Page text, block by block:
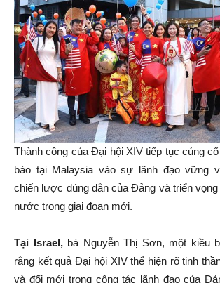
Thành công của Đại hội XIV tiếp tục củng
bào tại Malaysia vào sự lãnh đạo vững
chiến lược đúng đắn của Đảng và triển vọng
nước trong giai đoạn mới.
Tại Israel,bà Nguyễn Thị Sơn, một kiều
rằng kết quả Đại hội XIV thể hiện rõ tinh
và đổi mới trong công tác lãnh đạo của